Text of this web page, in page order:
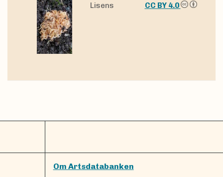
Lisens
CC BY 4.0
Om Artsdatabanken